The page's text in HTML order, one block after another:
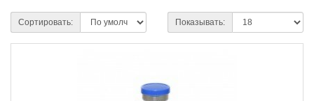
Сортировать: Показывать: